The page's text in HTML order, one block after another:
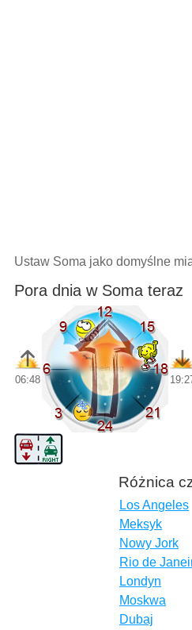
Ustaw Soma jako domyślne
Pora dnia w Soma teraz
06:48
Różnica
Los Angeles
Meksyk
Nowy Jork
Rio de
Londyn
Moskwa
Dubaj